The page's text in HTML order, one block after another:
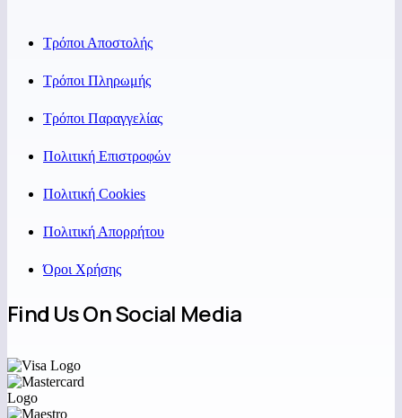
Τρόποι Αποστολής
Τρόποι Πληρωμής
Τρόποι Παραγγελίας
Πολιτική Επιστροφών
Πολιτική Cookies
Πολιτική Απορρήτου
Όροι Χρήσης
Find Us On Social Media